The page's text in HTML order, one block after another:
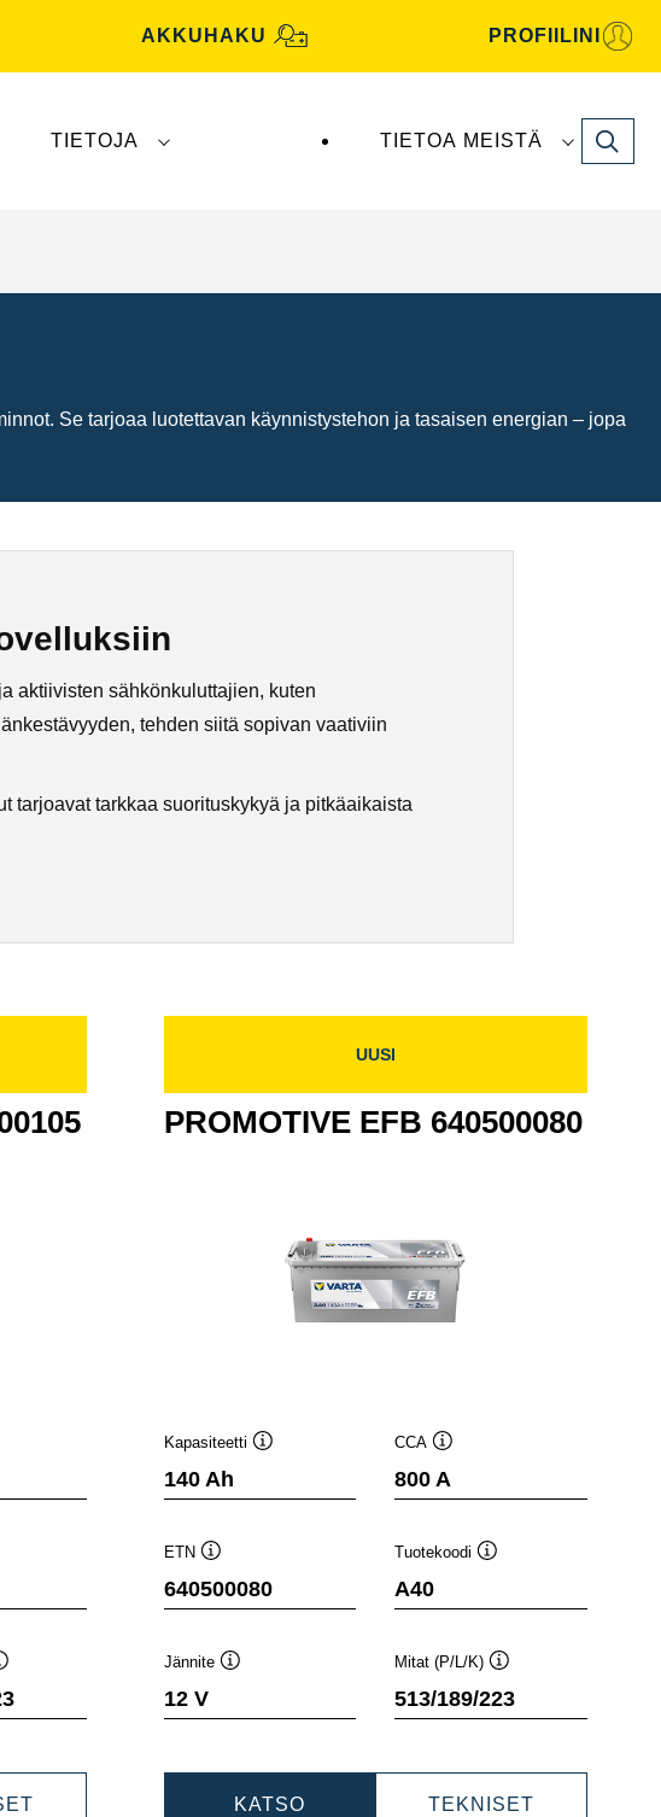
AKKUHAKU PROFIILINI
TIETOJA TIETOA MEISTÄ Search
Se tarjoaa luotettavan käynnistystehon ja tasaisen energian – jopa
aktiivisten sähkönkuluttajien, kuten
tehden siitä sopivan vaativiin
tarjoavat tarkkaa suorituskykyä ja pitkäaikaista
UUSI
PROMOTIVE EFB 640500080
Kapasiteetti
140 Ah
CCA
800 A
ETN
640500080
Tuotekoodi
A40
Jännite
12 V
Mitat (P/L/K)
513/189/223
KATSO
TEKNISET